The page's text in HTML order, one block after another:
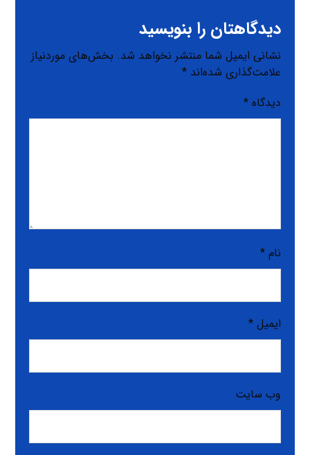
دیدگاهتان را بنویسید
نشانی ایمیل شما منتشر نخواهد شد. بخش‌های موردنیاز
علامت‌گذاری شده‌اند*
دیدگاه*
نام*
ایمیل*
وب‌ سایت